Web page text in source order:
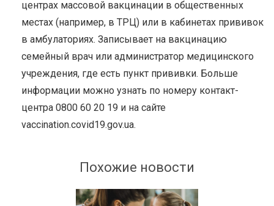
центрах массовой вакцинации в общественных
местах (например, в ТРЦ) или в кабинетах прививок
в амбулаториях. Записывает на вакцинацию
семейный врач или администратор медицинского
учреждения, где есть пункт прививки. Больше
информации можно узнать по номеру контакт-
центра 0800 60 20 19 и на сайте
vaccination.covid19.gov.ua.
Похожие новости